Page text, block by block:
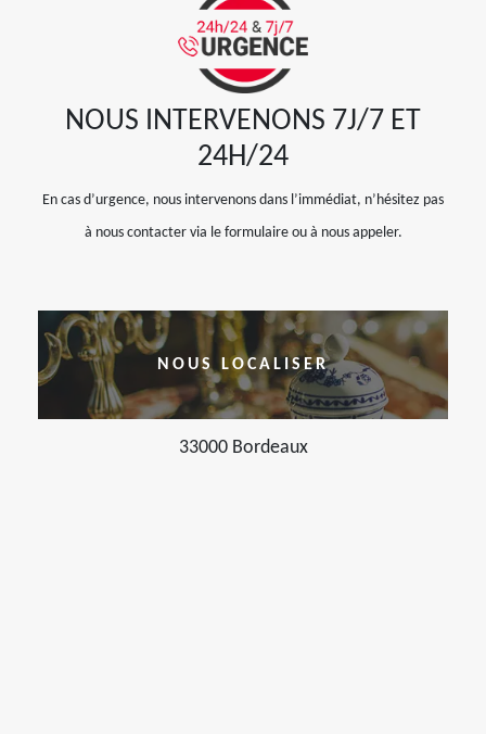
NOUS INTERVENONS 7J/7 ET
24H/24
En cas d’urgence, nous intervenons dans l’immédiat, n’hésitez pas
à nous contacter via le formulaire ou à nous appeler.
NOUS LOCALISER
33000 Bordeaux